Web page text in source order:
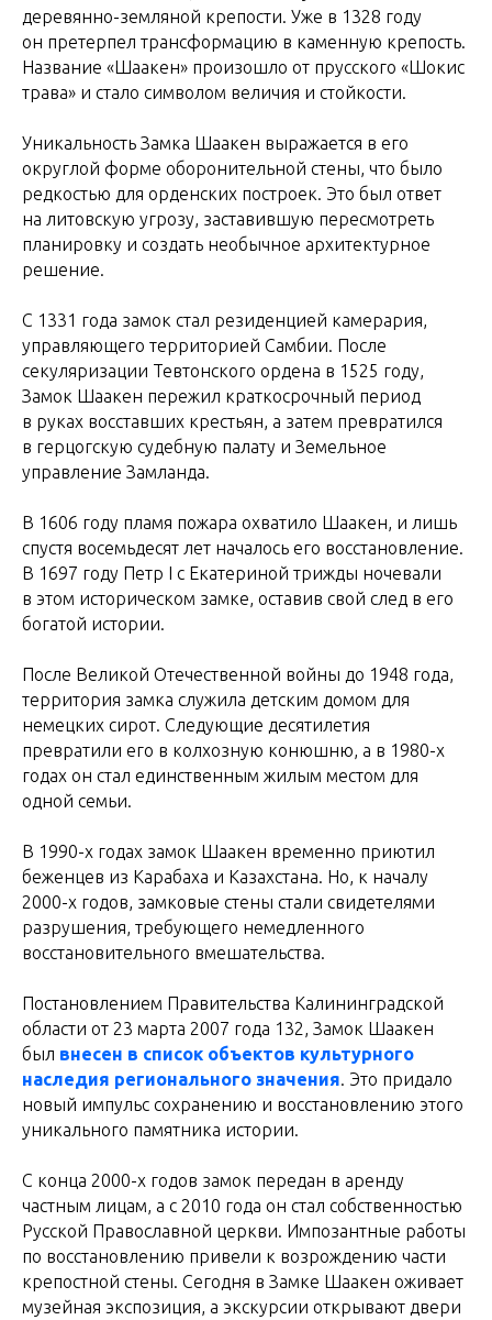
деревянно-земляной крепости. Уже в 1328 году
он претерпел трансформацию в каменную крепость.
Название «Шаакен» произошло от прусского «Шокис
трава» и стало символом величия и стойкости.
Уникальность Замка Шаакен выражается в его
округлой форме оборонительной стены, что было
редкостью для орденских построек. Это был ответ
на литовскую угрозу, заставившую пересмотреть
планировку и создать необычное архитектурное
решение.
С 1331 года замок стал резиденцией камерария,
управляющего территорией Самбии. После
секуляризации Тевтонского ордена в 1525 году,
Замок Шаакен пережил краткосрочный период
в руках восставших крестьян, а затем превратился
в герцогскую судебную палату и Земельное
управление Замланда.
В 1606 году пламя пожара охватило Шаакен, и лишь
спустя восемьдесят лет началось его восстановление.
В 1697 году Петр I с Екатериной трижды ночевали
в этом историческом замке, оставив свой след в его
богатой истории.
После Великой Отечественной войны до 1948 года,
территория замка служила детским домом для
немецких сирот. Следующие десятилетия
превратили его в колхозную конюшню, а в 1980-х
годах он стал единственным жилым местом для
одной семьи.
В 1990-х годах замок Шаакен временно приютил
беженцев из Карабаха и Казахстана. Но, к началу
2000-х годов, замковые стены стали свидетелями
разрушения, требующего немедленного
восстановительного вмешательства.
Постановлением Правительства Калининградской
области от 23 марта 2007 года 132, Замок Шаакен
был внесен в список объектов культурного
наследия регионального значения . Это придало
новый импульс сохранению и восстановлению этого
уникального памятника истории.
С конца 2000-х годов замок передан в аренду
частным лицам, а с 2010 года он стал собственностью
Русской Православной церкви. Импозантные работы
по восстановлению привели к возрождению части
крепостной стены. Сегодня в Замке Шаакен оживает
музейная экспозиция, а экскурсии открывают двери